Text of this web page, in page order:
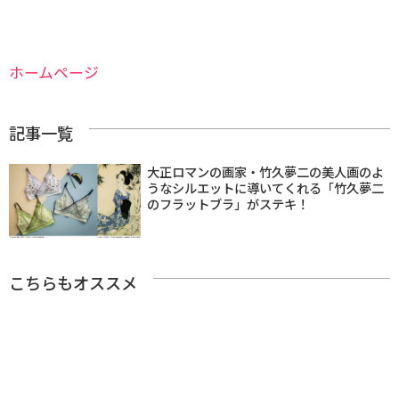
ホームページ
記事一覧
大正ロマンの画家・竹久夢二の美人画のよ
うなシルエットに導いてくれる「竹久夢二
のフラットブラ」がステキ！
こちらもオススメ